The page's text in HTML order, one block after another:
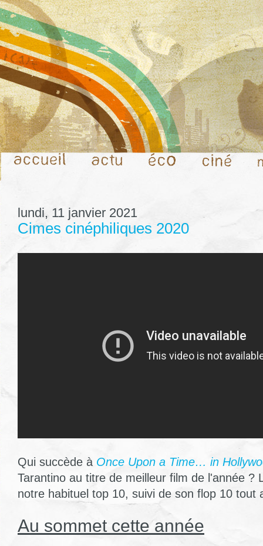
lundi, 11 janvier 2021
Cimes cinéphiliques 2020
Qui succède à Once Upon a Time… in
Tarantino au titre de meilleur film de l'année ?
notre habituel top 10, suivi de son flop 10 tout
Au sommet cette année